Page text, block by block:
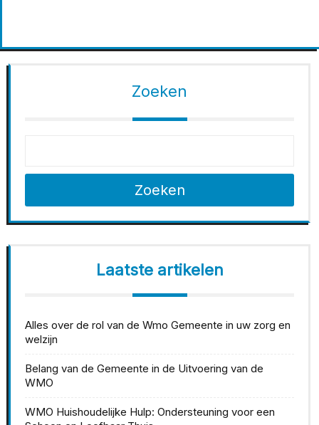
Zoeken
Zoeken
Laatste artikelen
Alles over de rol van de Wmo Gemeente in uw zorg en
welzijn
Belang van de Gemeente in de Uitvoering van de
WMO
WMO Huishoudelijke Hulp: Ondersteuning voor een